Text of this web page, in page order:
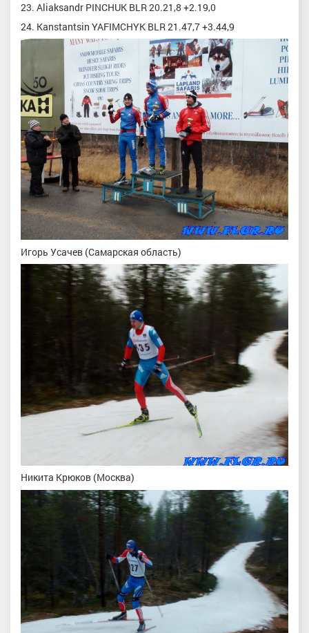
23. Aliaksandr PINCHUK BLR 20.21,8 +2.19,0
24. Kanstantsin YAFIMCHYK BLR 21.47,7 +3.44,9
Игорь Усачев (Самарская область)
Никита Крюков (Москва)